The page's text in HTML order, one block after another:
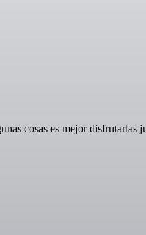
cosas es mejor disfrutarlas